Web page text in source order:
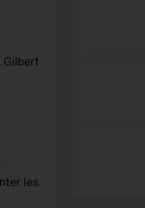
Gilbert
les